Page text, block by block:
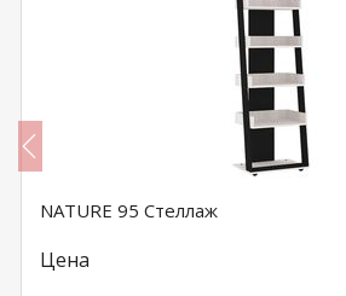
NATURE 95 Стеллаж
Цена